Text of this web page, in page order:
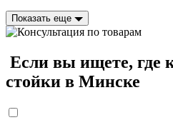
Показать еще
Если вы ищете, где
стойки в Минске